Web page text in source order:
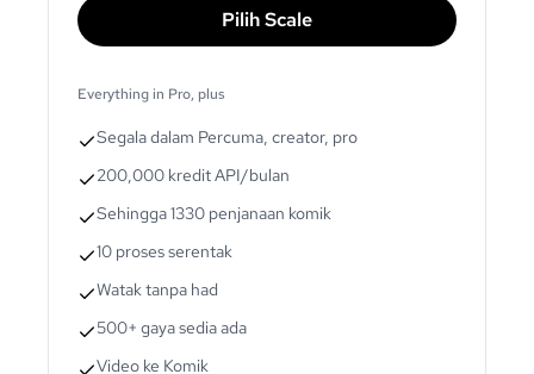
Pilih Scale
Everything in Pro, plus
Segala dalam Percuma, creator, pro
200,000 kredit API/bulan
Sehingga 1330 penjanaan komik
10 proses serentak
Watak tanpa had
500+ gaya sedia ada
Video ke Komik